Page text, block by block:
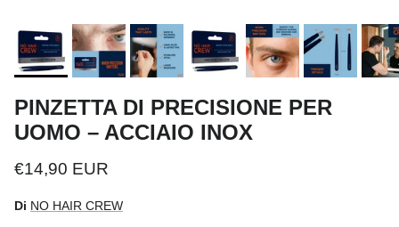
PINZETTA DI PRECISIONE PER
UOMO – ACCIAIO INOX
Prezzo normale
€14,90 EUR
Di NO HAIR CREW